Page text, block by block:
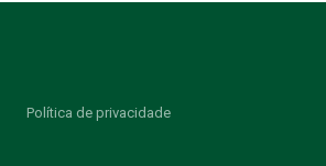
Política de privacidade